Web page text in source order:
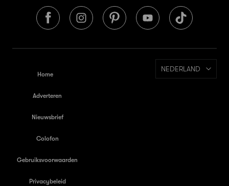
Home
Adverteren
Nieuwsbrief
Colofon
Gebruiksvoorwaarden
Privacybeleid
NEDERLAND